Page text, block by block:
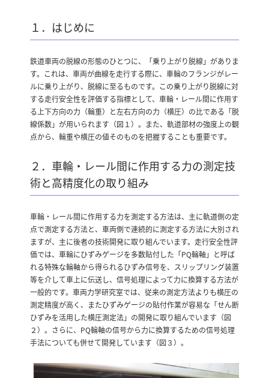
１．はじめに
鉄道車両の脱線の形態のひとつに、「乗り上がり脱線」がありま
す。これは、車両が曲線を走行する際に、車輪のフランジがレー
ルに乗り上がり、脱線に至るものです。この乗り上がり脱線に対
する走行安全性を評価する指標として、車輪・レール間に作用す
る上下方向の力（輪重）と左右方向の力（横圧）の比である「脱
線係数」が用いられます（図１）。また、軌道部材の強度上の観
点から、輪重や横圧の値そのものを把握することも重要です。
２．車輪・レール間に作用する力の測定技
術と高精度化の取り組み
車輪・レール間に作用する力を測定する方法は、主に軌道側の定
点で測定する方法と、車両側で連続的に測定する方法に大別され
ますが、主に後者の技術開発に取り組んでいます。走行安全性評
価では、車輪にひずみゲージを多数貼付した「PQ輪軸」と呼ば
れる特殊な輪軸から得られるひずみ信号を、スリップリング装置
等を介して車上に伝送し、信号処理によって力に換算する方法が
一般的です。車両力学研究室では、従来の測定方法よりも横圧の
測定精度が高く、またひずみゲージの貼付作業が容易な「せん断
ひずみを活用した横圧測定法」の開発に取り組んでいます（図
２）。さらに、PQ輪軸の信号から力に換算するための信号処理
手法についても併せて開発しています（図３）。